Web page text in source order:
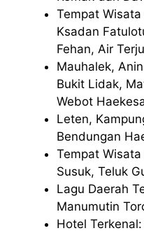
Tempat
Ksadan
Fehan, Air
Mauhalek,
Bukit Lidak,
Webot
Leten,
Bendungan
Tempat
Susuk, Teluk
Lagu Daerah
Manumutin
Hotel